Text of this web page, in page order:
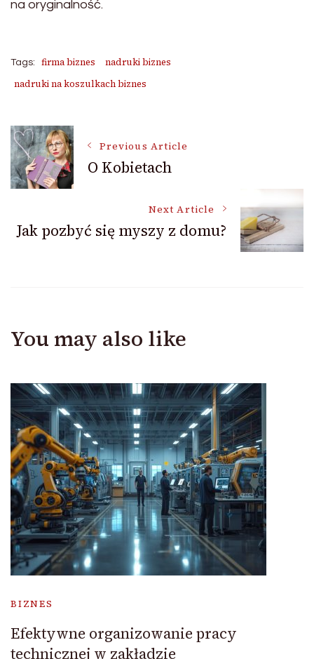
na oryginalność.
Tags: firma biznes
nadruki biznes
nadruki na koszulkach biznes
Post
Navigation
Previous Article
O Kobietach
Next Article
Jak pozbyć się myszy z domu?
You may also like
BIZNES
Efektywne organizowanie pracy
technicznej w zakładzie